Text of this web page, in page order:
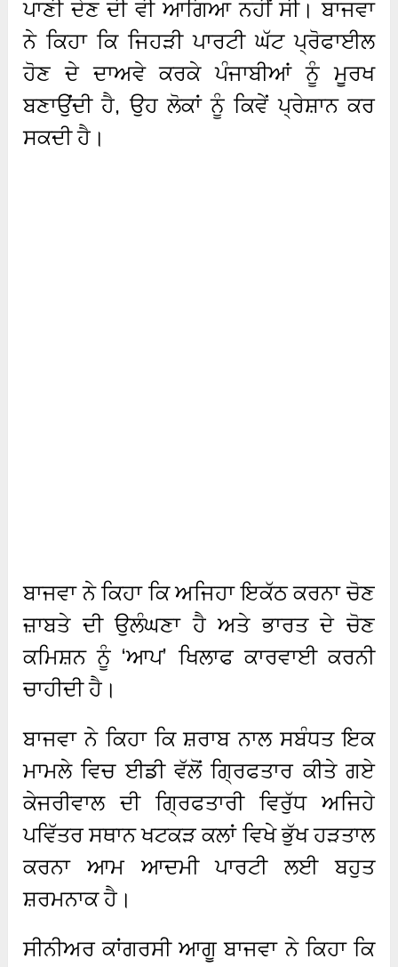
ਪਾਣੀ ਦੇਣ ਦੀ ਵੀ ਆਗਿਆ ਨਹੀਂ ਸੀ। ਬਾਜਵਾ
ਨੇ ਕਿਹਾ ਕਿ ਜਿਹੜੀ ਪਾਰਟੀ ਘੱਟ ਪ੍ਰੋਫਾਈਲ
ਹੋਣ ਦੇ ਦਾਅਵੇ ਕਰਕੇ ਪੰਜਾਬੀਆਂ ਨੂੰ ਮੂਰਖ
ਬਣਾਉਂਦੀ ਹੈ, ਉਹ ਲੋਕਾਂ ਨੂੰ ਕਿਵੇਂ ਪ੍ਰੇਸ਼ਾਨ ਕਰ
ਸਕਦੀ ਹੈ।
ਬਾਜਵਾ ਨੇ ਕਿਹਾ ਕਿ ਅਜਿਹਾ ਇਕੱਠ ਕਰਨਾ ਚੋਣ
ਜ਼ਾਬਤੇ ਦੀ ਉਲੰਘਣਾ ਹੈ ਅਤੇ ਭਾਰਤ ਦੇ ਚੋਣ
ਕਮਿਸ਼ਨ ਨੂੰ ‘ਆਪ’ ਖਿਲਾਫ ਕਾਰਵਾਈ ਕਰਨੀ
ਚਾਹੀਦੀ ਹੈ।
ਬਾਜਵਾ ਨੇ ਕਿਹਾ ਕਿ ਸ਼ਰਾਬ ਨਾਲ ਸਬੰਧਤ ਇਕ
ਮਾਮਲੇ ਵਿਚ ਈਡੀ ਵੱਲੋਂ ਗ੍ਰਿਫਤਾਰ ਕੀਤੇ ਗਏ
ਕੇਜਰੀਵਾਲ ਦੀ ਗ੍ਰਿਫਤਾਰੀ ਵਿਰੁੱਧ ਅਜਿਹੇ
ਪਵਿੱਤਰ ਸਥਾਨ ਖਟਕੜ ਕਲਾਂ ਵਿਖੇ ਭੁੱਖ ਹੜਤਾਲ
ਕਰਨਾ ਆਮ ਆਦਮੀ ਪਾਰਟੀ ਲਈ ਬਹੁਤ
ਸ਼ਰਮਨਾਕ ਹੈ।
ਸੀਨੀਅਰ ਕਾਂਗਰਸੀ ਆਗੂ ਬਾਜਵਾ ਨੇ ਕਿਹਾ ਕਿ